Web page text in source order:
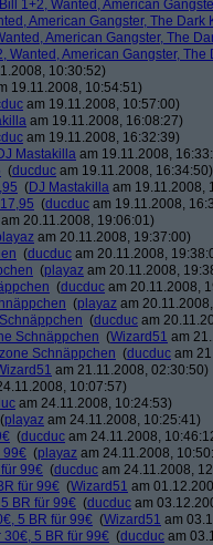
1+2, Wanted, American
American Gangster, The Dark
American Gangster, The
Wanted, American Gangster, The
10:30:52)
19.11.2008, 10:54:51)
am 19.11.2008, 10:57:00)
am 19.11.2008, 16:08:27)
am 19.11.2008, 16:32:39)
Mastakilla am 19.11.2008,
(ducduc am 19.11.2008, 16:34:50)
(DJ Mastakilla am 19.11.2008,
(ducduc am 19.11.2008,
am 20.11.2008, 19:06:01)
am 20.11.2008, 19:37:00)
(ducduc am 20.11.2008,
(playaz am 20.11.2008,
(ducduc am 20.11.2008,
(playaz am
(ducduc am
Schnäppchen (Wizard51 am
Schnäppchen (ducduc am
am 21.11.2008, 02:30:50)
10:07:57)
am 24.11.2008, 10:24:53)
(playaz am 24.11.2008, 10:25:41)
(ducduc am 24.11.2008,
99€ (playaz am 24.11.2008,
99€ (ducduc am 24.11.2008,
für 99€ (Wizard51 am
BR für 99€ (ducduc am
5 BR für 99€ (Wizard51 am
30€, 5 BR für 99€ (ducduc am